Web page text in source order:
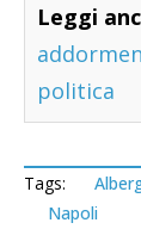
Leggi
politica
Tags:
Napoli